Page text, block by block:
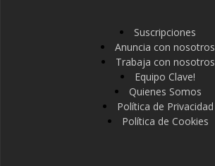
Suscripciones
Anuncia con nosotros
Trabaja con nosotros
Equipo Clave!
Quienes Somos
Política de Privacidad
Política de Cookies